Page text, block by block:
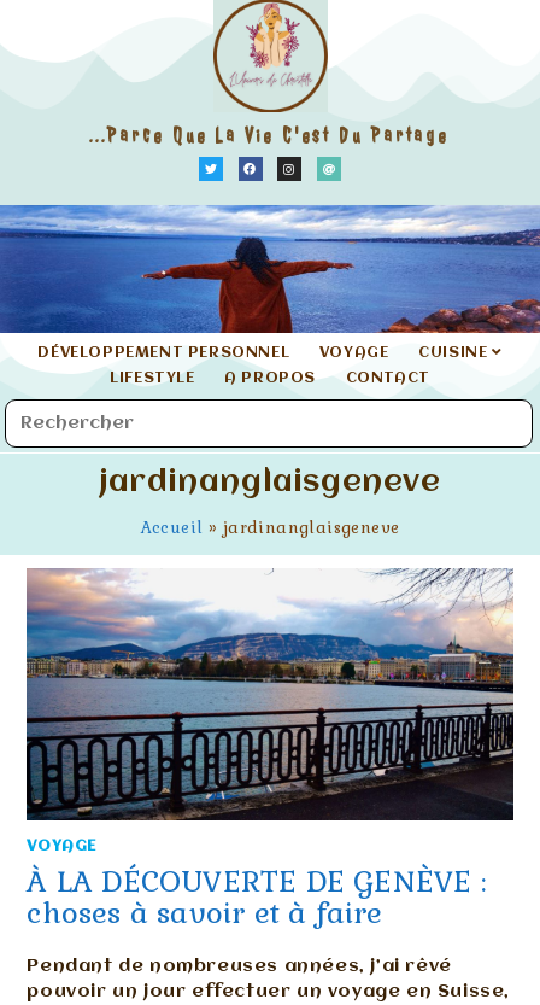
...parce Que La Vie C'est Du Partage
DÉVELOPPEMENT PERSONNEL VOYAGE
CUISINE
LIFESTYLE
A PROPOS CONTACT
jardinanglaisgeneve
Accueil » jardinanglaisgeneve
VOYAGE
À LA DÉCOUVERTE DE GENÈVE :
choses à savoir et à faire
Pendant de nombreuses années, j’ai rêvé
pouvoir un jour effectuer un voyage en Suisse,